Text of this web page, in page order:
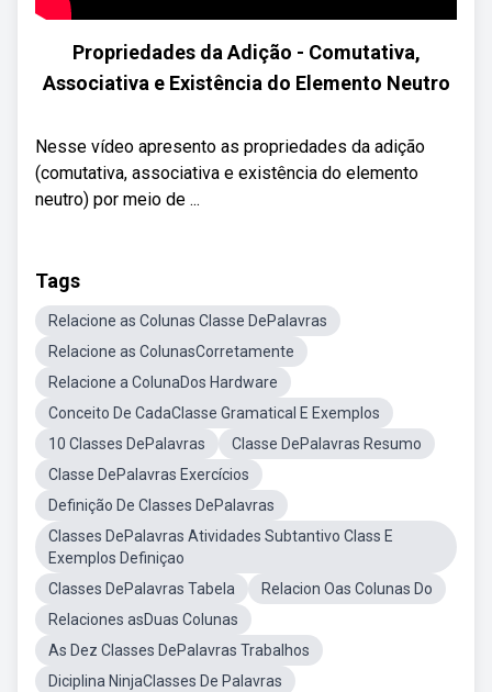
Propriedades da Adição - Comutativa,
Associativa e Existência do Elemento Neutro
Nesse vídeo apresento as propriedades da adição
(comutativa, associativa e existência do elemento
neutro) por meio de ...
Tags
Relacione as Colunas Classe DePalavras
Relacione as ColunasCorretamente
Relacione a ColunaDos Hardware
Conceito De CadaClasse Gramatical E Exemplos
10 Classes DePalavras
Classe DePalavras Resumo
Classe DePalavras Exercícios
Definição De Classes DePalavras
Classes DePalavras Atividades Subtantivo Class E
Exemplos Definiçao
Classes DePalavras Tabela
Relacion Oas Colunas Do
Relaciones asDuas Colunas
As Dez Classes DePalavras Trabalhos
Diciplina NinjaClasses De Palavras